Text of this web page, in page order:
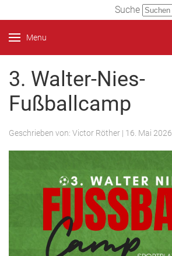
Suche
Menu
3. Walter-Nies-
Fußballcamp
Geschrieben von: Victor Röther | 16. Mai 2026